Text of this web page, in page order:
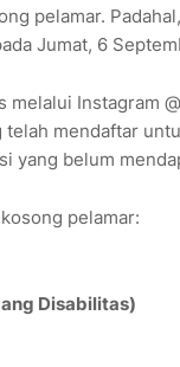
pelamar.
Jumat, 6
Instagram
mendaftar
yang belum
pelamar:
Disabilitas)